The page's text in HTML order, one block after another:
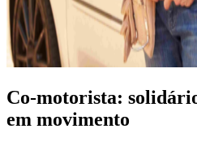
Co-motorista:
em movimento